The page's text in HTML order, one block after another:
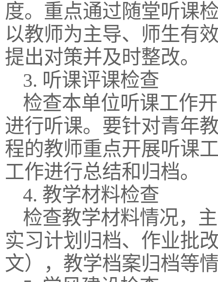
度。重点通过随堂听课
以教师为主导、师生有
提出对策并及时整改。
3. 听课评课检查
检查本单位听课工作
进行听课。要针对青年
程的教师重点开展听课
工作进行总结和归档。
4. 教学材料检查
检查教学材料情况，
实习计划归档、作业批
文），教学档案归档等